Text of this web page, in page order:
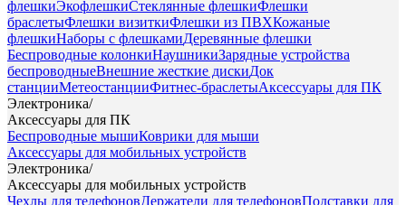
флешкиЭкофлешкиСтеклянные флешкиФлешки
браслетыФлешки визиткиФлешки из ПВХКожаные
флешкиНаборы с флешкамиДеревянные флешки
Беспроводные колонкиНаушникиЗарядные устройства
беспроводныеВнешние жесткие дискиДок
станцииМетеостанцииФитнес-браслетыАксессуары для ПК
Электроника/
Аксессуары для ПК
Беспроводные мышиКоврики для мыши
Аксессуары для мобильных устройств
Электроника/
Аксессуары для мобильных устройств
Чехлы для телефоновДержатели для телефоновПодставки для